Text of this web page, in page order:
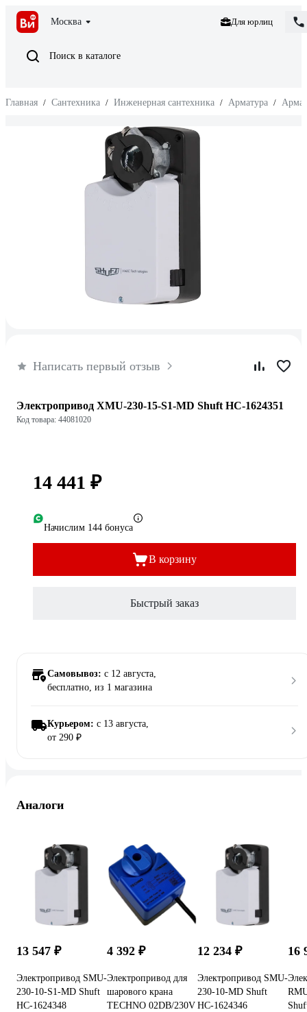
Москва Для юрлиц
Поиск в каталоге
Главная / Сантехника / Инженерная сантехника / Арматура /
Написать первый отзыв
Электропривод XMU-230-15-S1-MD Shuft НС-1624351
Код товара: 44081020
14 441 ₽
Начислим 144 бонуса
В корзину
Быстрый заказ
Самовывоз: c 12 августа,
бесплатно, из 1 магазина
Курьером: c 13 августа,
от 290 ₽
Аналоги
13 547 ₽
Электропривод SMU-
230-10-S1-MD Shuft
НС-1624348
4 392 ₽
Электропривод для
шарового крана
TECHNO 02DB/230V
12 234 ₽
Электропривод SMU-
230-10-MD Shuft
НС-1624346
16